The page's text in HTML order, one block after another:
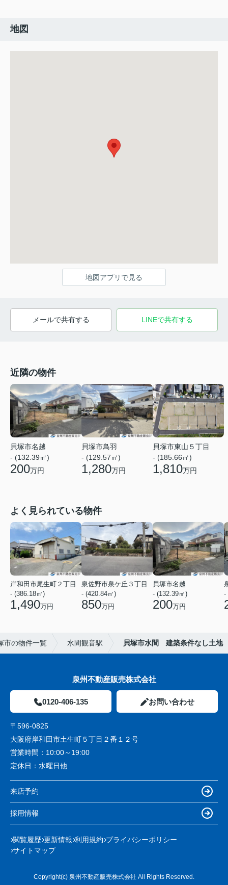
地図
地図アプリで見る
メールで共有する LINEで共有する
近隣の物件
貝塚市名越
- (132.39㎡)
200万円
貝塚市鳥羽
- (129.57㎡)
1,280万円
貝塚市東山５丁目
- (185.66㎡)
1,810万円
よく見られている物件
岸和田市尾生町２丁目
- (386.18㎡)
1,490万円
泉佐野市泉ケ丘３丁目
- (420.84㎡)
850万円
貝塚市名越
- (132.39㎡)
200万円
-
市の物件一覧 水間観音駅 貝塚市水間 建築条件なし土地
泉州不動産販売株式会社
0120-406-135 お問い合わせ
〒596-0825
大阪府岸和田市土生町５丁目２番１２号
営業時間： 10:00～19:00
定休日： 水曜日他
来店予約
採用情報
閲覧履歴 更新情報 利用規約 プライバシーポリシー
サイトマップ
Copyright(c) 泉州不動産販売株式会社 All Rights Reserved.